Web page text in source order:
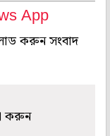
App
করুন সংবাদ
করুন